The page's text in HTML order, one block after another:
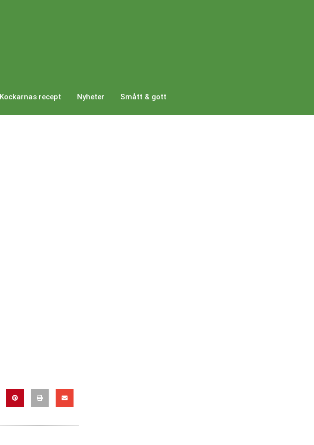
Kockarnas recept Nyheter Smått & gott